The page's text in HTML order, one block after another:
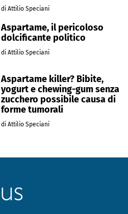
di Attilio Speciani
Aspartame, il pericoloso
dolcificante politico
di Attilio Speciani
Aspartame killer? Bibite,
yogurt e chewing-gum senza
zucchero possibile causa di
forme tumorali
di Attilio Speciani